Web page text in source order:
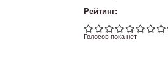
Рейтинг:
Голосов пока нет